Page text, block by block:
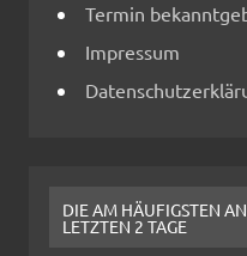
Termin
Impressum
DIE AM HÄUFIGSTEN
LETZTEN 2 TAGE